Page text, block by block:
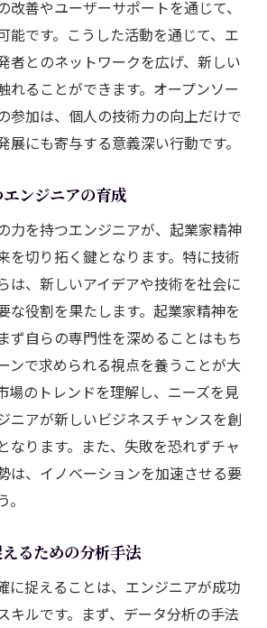
改善やユーザーサポートを通じて、
能です。こうした活動を通じて、エ
者とのネットワークを広げ、新しい
れることができます。オープンソー
参加は、個人の技術力の向上だけで
展にも寄与する意義深い行動です。
ンジニアの育成
力を持つエンジニアが、起業家精神
を切り拓く鍵となります。特に技術
は、新しいアイデアや技術を社会に
な役割を果たします。起業家精神を
ず自らの専門性を深めることはもち
ンで求められる視点を養うことが大
場のトレンドを理解し、ニーズを見
ニアが新しいビジネスチャンスを創
なります。また、失敗を恐れずチャ
は、イノベーションを加速させる要
るための分析手法
に捉えることは、エンジニアが成功
キルです。まず、データ分析の手法